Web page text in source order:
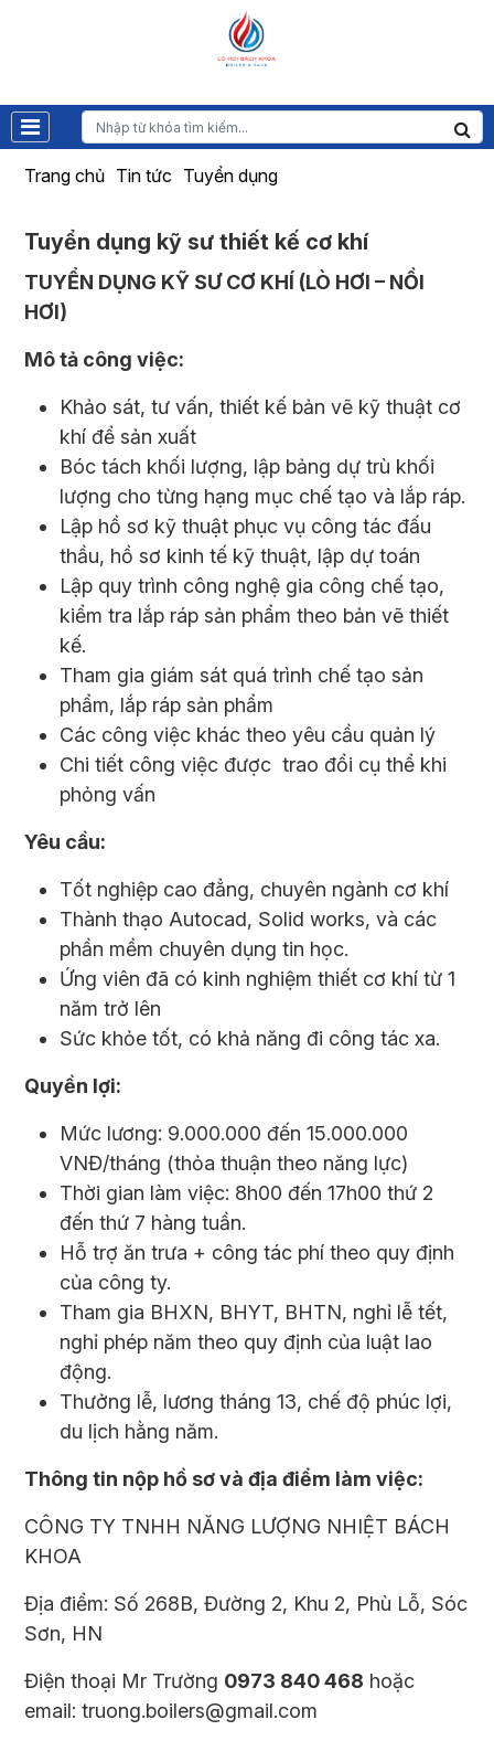
Trang chủ Tin tức Tuyển dụng
Tuyển dụng kỹ sư thiết kế cơ khí
TUYỂN DỤNG KỸ SƯ CƠ KHÍ (LÒ HƠI – NỒI
HƠI)
Mô tả công việc:
Khảo sát, tư vấn, thiết kế bản vẽ kỹ thuật cơ
khí để sản xuất
Bóc tách khối lượng, lập bảng dự trù khối
lượng cho từng hạng mục chế tạo và lắp ráp.
Lập hồ sơ kỹ thuật phục vụ công tác đấu
thầu, hồ sơ kinh tế kỹ thuật, lập dự toán
Lập quy trình công nghệ gia công chế tạo,
kiểm tra lắp ráp sản phẩm theo bản vẽ thiết
kế.
Tham gia giám sát quá trình chế tạo sản
phẩm, lắp ráp sản phẩm
Các công việc khác theo yêu cầu quản lý
Chi tiết công việc được trao đổi cụ thể khi
phỏng vấn
Yêu cầu:
Tốt nghiệp cao đẳng, chuyên ngành cơ khí
Thành thạo Autocad, Solid works, và các
phần mềm chuyên dụng tin học.
Ứng viên đã có kinh nghiệm thiết cơ khí từ 1
năm trở lên
Sức khỏe tốt, có khả năng đi công tác xa.
Quyền lợi:
Mức lương: 9.000.000 đến 15.000.000
VNĐ/tháng (thỏa thuận theo năng lực)
Thời gian làm việc: 8h00 đến 17h00 thứ 2
đến thứ 7 hàng tuần.
Hỗ trợ ăn trưa + công tác phí theo quy định
của công ty.
Tham gia BHXN, BHYT, BHTN, nghỉ lễ tết,
nghỉ phép năm theo quy định của luật lao
động.
Thưởng lễ, lương tháng 13, chế độ phúc lợi,
du lịch hằng năm.
Thông tin nộp hồ sơ và địa điểm làm việc:
CÔNG TY TNHH NĂNG LƯỢNG NHIỆT BÁCH
KHOA
Địa điểm: Số 268B, Đường 2, Khu 2, Phù Lỗ, Sóc
Sơn, HN
Điện thoại Mr Trường 0973 840 468 hoặc
email: truong.boilers@gmail.com